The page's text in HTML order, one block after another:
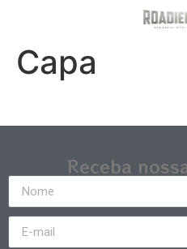
Capa
Receba